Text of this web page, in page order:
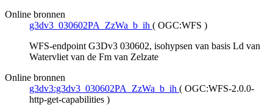
Online bronnen
g3dv3_030602PA_ZzWa_b_ih ( OGC:WFS )
WFS-endpoint G3Dv3 030602, isohypsen van basis Ld van
Watervliet van de Fm van Zelzate
Online bronnen
g3dv3:g3dv3_030602PA_ZzWa_b_ih ( OGC:WFS-2.0.0-
http-get-capabilities )